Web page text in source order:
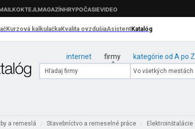
internet firmy kategórie od A po Z
a remeslá / Stavebníctvo a remeselné práce / Elektroinštalácie